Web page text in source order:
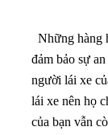
Những hàng
đảm bảo sự
người lái xe
lái xe nên họ
của bạn vẫn